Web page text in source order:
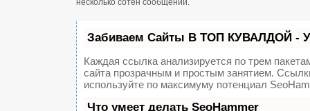
Забиваем Сайты В ТОП КУВАЛДОЙ -
Каждая ссылка анализируется по трем
сайта прозрачным и простым занятием.
используйте по максимуму потенциал
Что умеет делать SeoHammer